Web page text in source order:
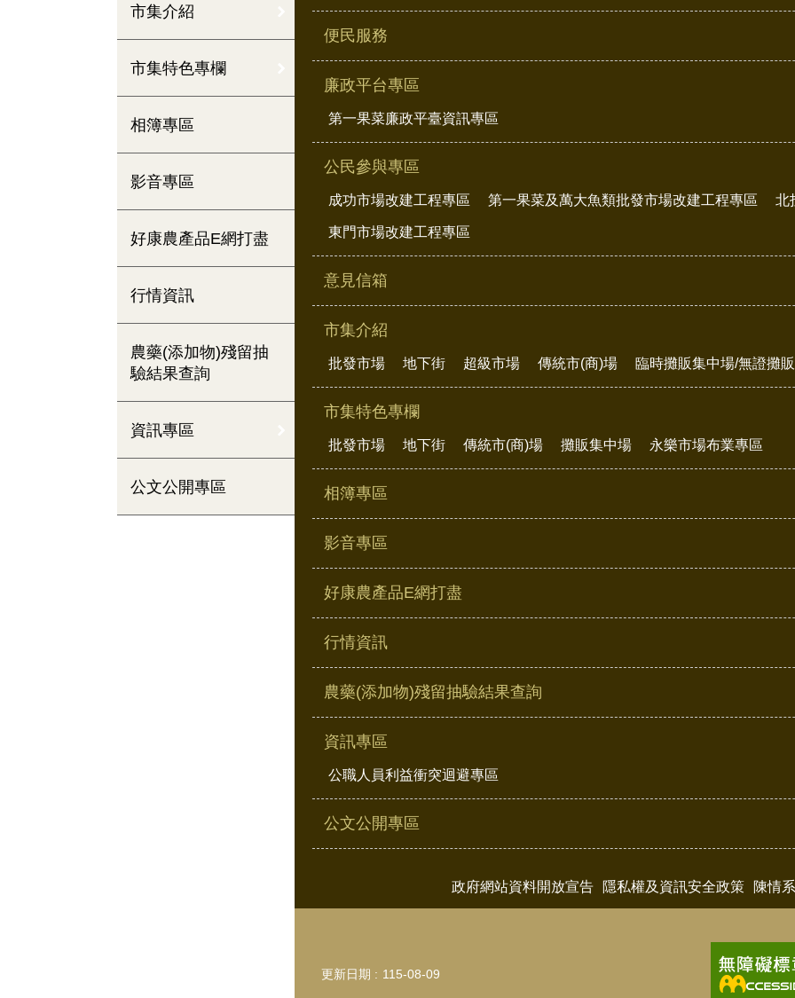
市集介紹
市集特色專欄
相簿專區
影音專區
好康農產品E網打盡
行情資訊
農藥(添加物)殘留抽
驗結果查詢
資訊專區
公文公開專區
便民服務
廉政平台專區
第一果菜廉政平臺資訊專區
公民參與專區
成功市場改建工程專區 第一果菜及萬大魚類批發市場改建工程專區 北
東門市場改建工程專區
意見信箱
市集介紹
批發市場 地下街 超級市場 傳統市(商)場 臨時攤販集中場/無證攤
市集特色專欄
批發市場 地下街 傳統市(商)場 攤販集中場 永樂市場布業專區
相簿專區
影音專區
好康農產品E網打盡
行情資訊
農藥(添加物)殘留抽驗結果查詢
資訊專區
公職人員利益衝突迴避專區
公文公開專區
政府網站資料開放宣告 隱私權及資訊安全政策 陳情
更新日期 115-08-09